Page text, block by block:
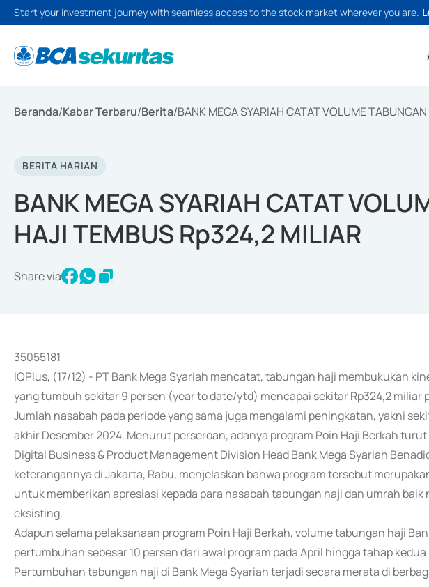
Start your investment journey with seamless access to the stock market wherever you are.
Beranda/Kabar Terbaru/Berita/BANK MEGA SYARIAH CATAT VOLUME
BERITA HARIAN
BANK MEGA SYARIAH CATAT
HAJI TEMBUS Rp324,2 MILIAR
Share via
35055181
IQPlus, (17/12) - PT Bank Mega Syariah mencatat, tabungan haji membukukan
yang tumbuh sekitar 9 persen (year to date/ytd) mencapai sekitar Rp324,2 miliar
Jumlah nasabah pada periode yang sama juga mengalami peningkatan, yakni
akhir Desember 2024. Menurut perseroan, adanya program Poin Haji Berkah
Digital Business & Product Management Division Head Bank Mega Syariah
keterangannya di Jakarta, Rabu, menjelaskan bahwa program tersebut
untuk memberikan apresiasi kepada para nasabah tabungan haji dan umrah
eksisting.
Adapun selama pelaksanaan program Poin Haji Berkah, volume tabungan haji
pertumbuhan sebesar 10 persen dari awal program pada April hingga tahap
Pertumbuhan tabungan haji di Bank Mega Syariah terjadi secara merata di